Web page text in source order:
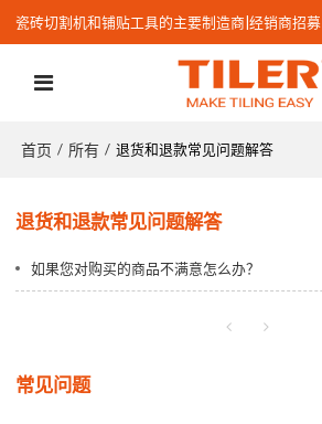
瓷砖切割机和铺贴工具的主要制造商|经销商招募
首页 / 所有 / 退货和退款常见问题解答
退货和退款常见问题解答
如果您对购买的商品不满意怎么办？
常见问题